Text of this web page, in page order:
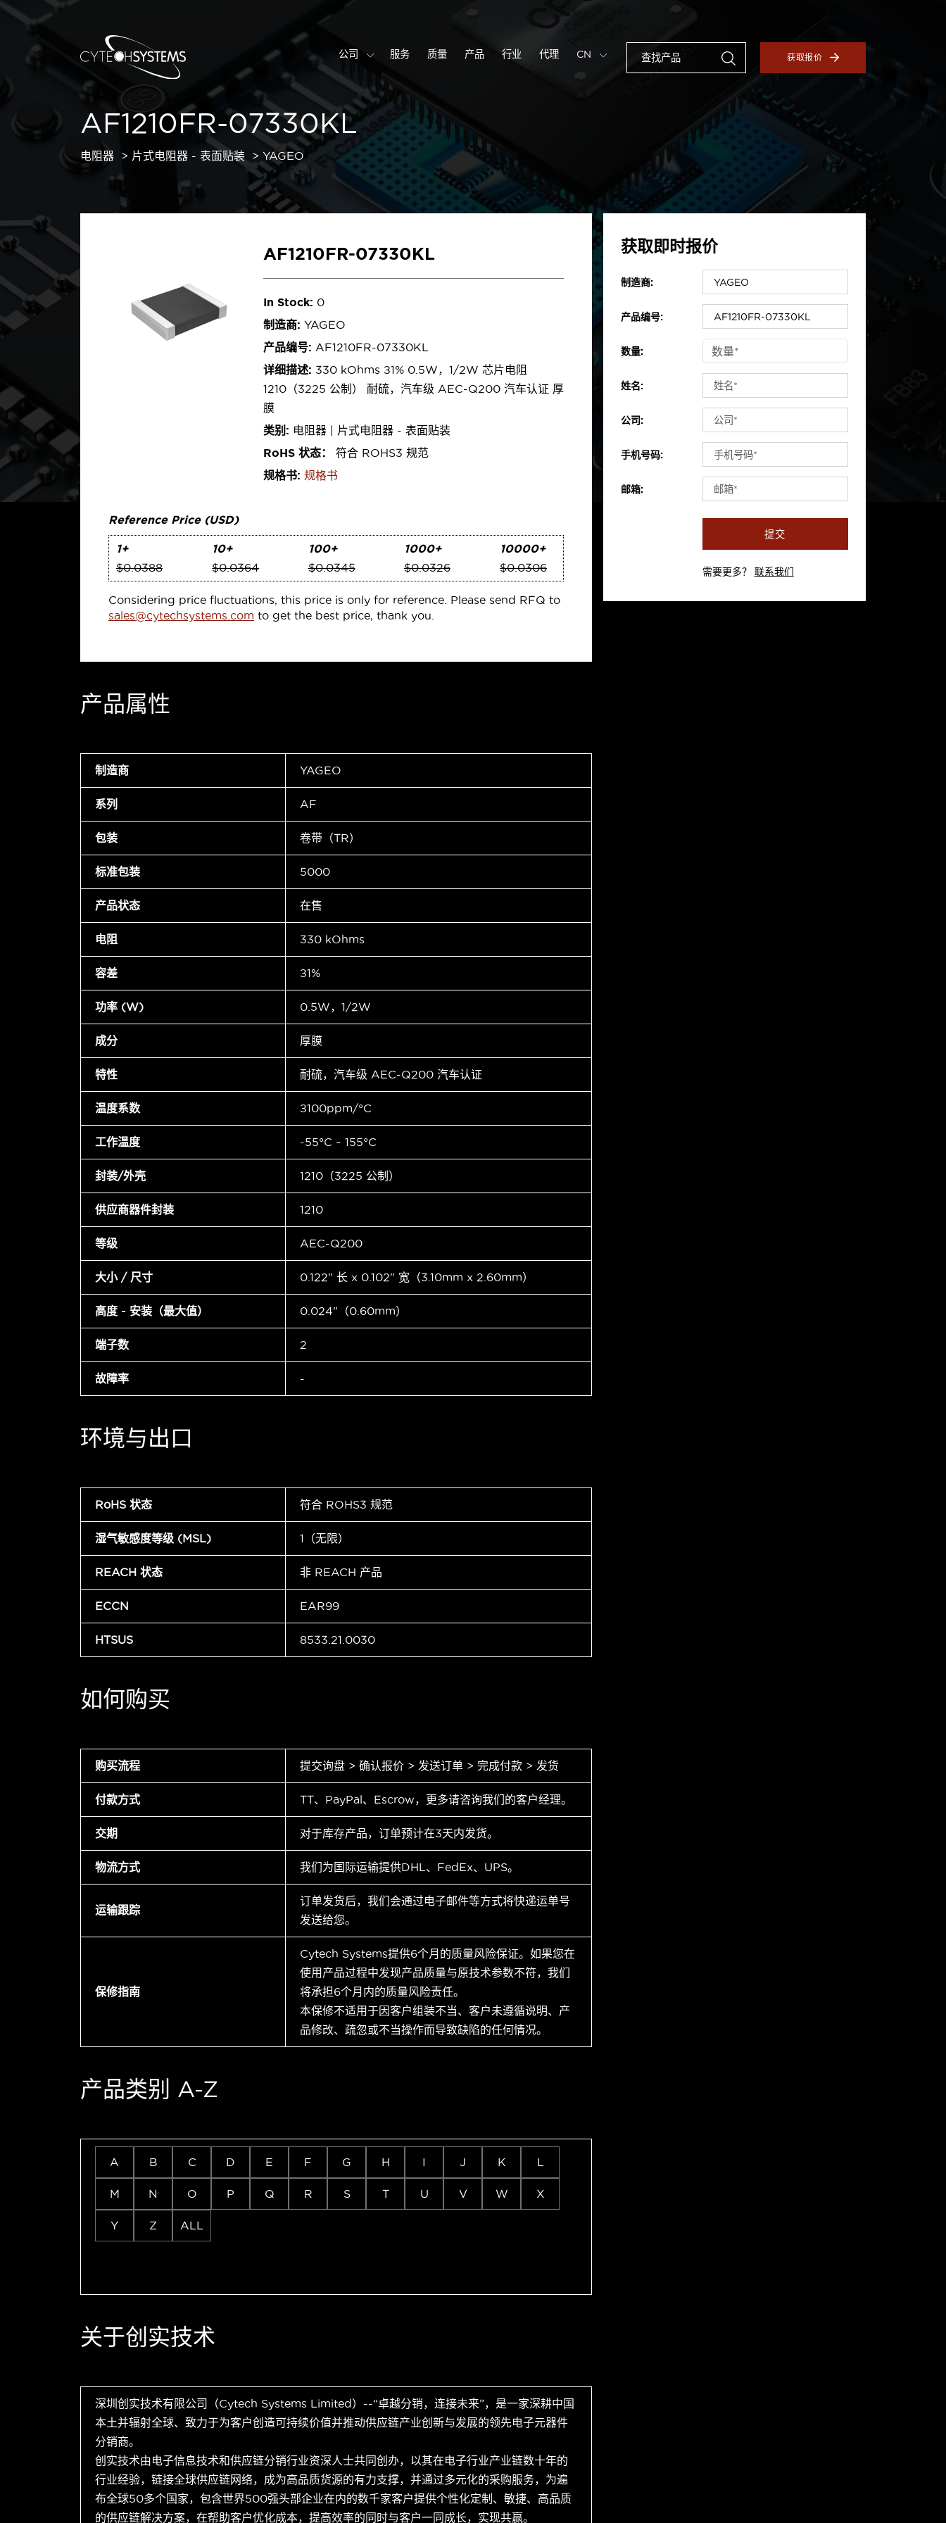
公司 服务 质量 产品 行业 代理 CN 获取报价
AF1210FR-07330KL
电阻器 片式电阻器 - 表面贴装 YAGEO
AF1210FR-07330KL
In Stock: 0
制造商: YAGEO
产品编号: AF1210FR-07330KL
详细描述: 330 kOhms ±1% 0.5W，1/2W 芯片电阻
1210（3225 公制） 耐硫，汽车级 AEC-Q200 汽车认证 厚
膜
类别: 电阻器 | 片式电阻器 - 表面贴装
RoHS 状态：
符合 ROHS3 规范
规格书: 规格书
Reference Price (USD)
1+
$0.0388
10+
$0.0364
100+
$0.0345
1000+
$0.0326
10000+
$0.0306
Considering price fluctuations, this price is only for reference. Please send RFQ to
sales@cytechsystems.com to get the best price, thank you.
产品属性
制造商 YAGEO
系列 AF
包装 卷带（TR）
标准包装 5000
产品状态 在售
电阻 330 kOhms
容差 ±1%
功率 (W) 0.5W，1/2W
成分 厚膜
特性 耐硫，汽车级 AEC-Q200 汽车认证
温度系数 ±100ppm/°C
工作温度 -55°C ~ 155°C
封装/外壳 1210（3225 公制）
供应商器件封装 1210
等级 AEC-Q200
大小 / 尺寸 0.122" 长 x 0.102" 宽（3.10mm x 2.60mm）
高度 - 安装（最大值） 0.024"（0.60mm）
端子数 2
故障率 -
环境与出口
RoHS 状态 符合 ROHS3 规范
湿气敏感度等级 (MSL) 1（无限）
REACH 状态 非 REACH 产品
ECCN EAR99
HTSUS 8533.21.0030
如何购买
购买流程 提交询盘 > 确认报价 > 发送订单 > 完成付款 > 发货
付款方式 TT、PayPal、Escrow，更多请咨询我们的客户经理。
交期 对于库存产品，订单预计在3天内发货。
物流方式 我们为国际运输提供DHL、FedEx、UPS。
运输跟踪
订单发货后，我们会通过电子邮件等方式将快递运单号
发送给您。
保修指南
Cytech Systems提供6个月的质量风险保证。如果您在
使用产品过程中发现产品质量与原技术参数不符，我们
将承担6个月内的质量风险责任。
本保修不适用于因客户组装不当、客户未遵循说明、产
品修改、疏忽或不当操作而导致缺陷的任何情况。
产品类别 A-Z
A B C D E F G H I J K L
M N O P Q R S T U V W X
Y Z ALL
关于创实技术
深圳创实技术有限公司（Cytech Systems Limited）--“卓越分销，连接未来”，是一家深耕中国
本土并辐射全球、致力于为客户创造可持续价值并推动供应链产业创新与发展的领先电子元器件
分销商。
创实技术由电子信息技术和供应链分销行业资深人士共同创办，以其在电子行业产业链数十年的
行业经验，链接全球供应链网络，成为高品质货源的有力支撑，并通过多元化的采购服务，为遍
布全球50多个国家，包含世界500强头部企业在内的数千家客户提供个性化定制、敏捷、高品质
的供应链解决方案，在帮助客户优化成本，提高效率的同时与客户一同成长，实现共赢。
获取即时报价
制造商:
产品编号:
数量:
姓名:
公司:
手机号码:
邮箱:
提交
需要更多？ 联系我们